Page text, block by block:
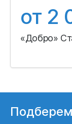
от 2
«Добро»